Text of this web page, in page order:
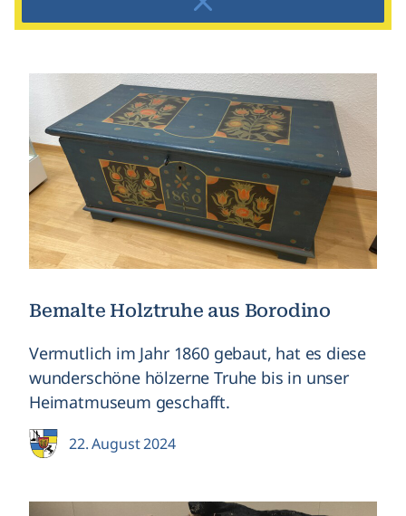
Zurücksetzen
Bemalte Holztruhe aus Borodino
Vermutlich im Jahr 1860 gebaut, hat es diese
wunderschöne hölzerne Truhe bis in unser
Heimatmuseum geschafft.
22. August 2024